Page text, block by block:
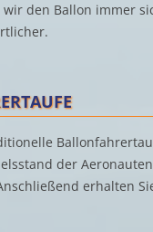
den Ballon immer
der
erhalten